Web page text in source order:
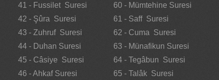
41 - Fussilet Suresi
42 - Şûra Suresi
43 - Zuhruf Suresi
44 - Duhan Suresi
45 - Câsiye Suresi
46 - Ahkaf Suresi
60 - Mümtehine Suresi
61 - Saff Suresi
62 - Cuma Suresi
63 - Münafikun Suresi
64 - Tegâbun Suresi
65 - Talâk Suresi